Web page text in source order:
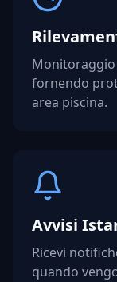
fornendo
area piscina.
Avvisi
Ricevi
quando